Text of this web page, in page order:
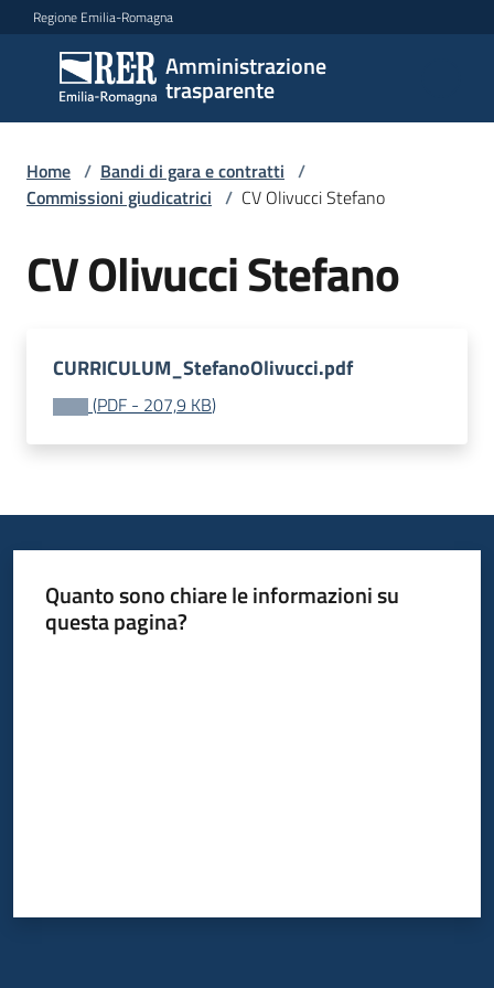
Vai al contenuto
Vai alla navigazione
Vai al footer
Regione Emilia-Romagna
Amministrazione
trasparente
Amministrazione
trasparente
Sottosezioni
Accesso
Home / Bandi di gara e contratti /
Commissioni giudicatrici / CV Olivucci Stefano
CV Olivucci Stefano
CURRICULUM_StefanoOlivucci.pdf
(PDF - 207,9 KB)
Quanto sono chiare le informazioni su
questa pagina?